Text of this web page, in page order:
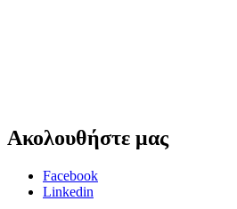
Ακολουθήστε μας
Facebook
Linkedin